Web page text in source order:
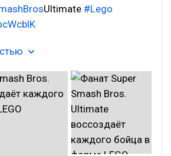
Ultimate #Lego